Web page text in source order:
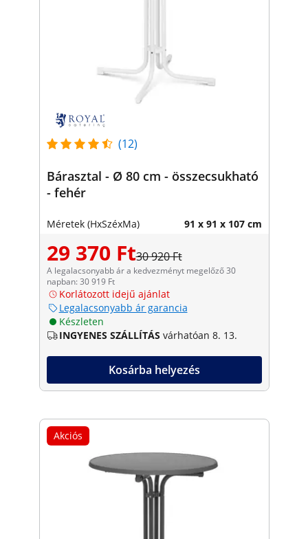
(12)
Bárasztal - Ø 80 cm - összecsukható
- fehér
Méretek (HxSzéxMa) 91 x 91 x 107 cm
29 370 Ft30 920 Ft
A legalacsonyabb ár a kedvezményt megelőző 30
napban: 30 919 Ft
Korlátozott idejű ajánlat
Legalacsonyabb ár garancia
Készleten
INGYENES SZÁLLÍTÁS várhatóan 8. 13.
Kosárba helyezés
Akciós